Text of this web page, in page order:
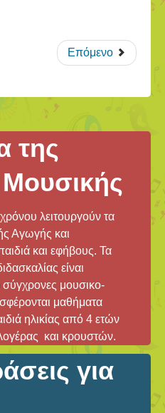
Επόμενο
της
λειτουργούν τα
Αγωγής και
και εφήβους. Τα
είναι
σύγχρονες μουσικο-
μαθήματα
ηλικίας από 4 ετών
και κρουστών.
για